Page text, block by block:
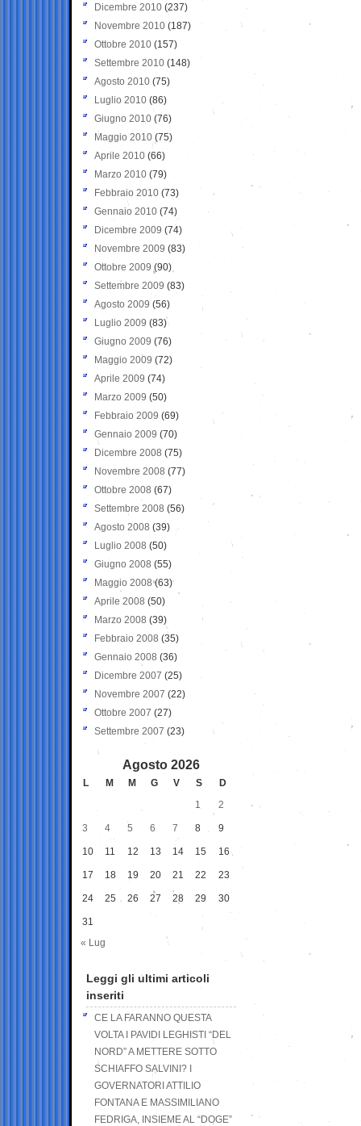
Dicembre 2010 (237)
Novembre 2010 (187)
Ottobre 2010 (157)
Settembre 2010 (148)
Agosto 2010 (75)
Luglio 2010 (86)
Giugno 2010 (76)
Maggio 2010 (75)
Aprile 2010 (66)
Marzo 2010 (79)
Febbraio 2010 (73)
Gennaio 2010 (74)
Dicembre 2009 (74)
Novembre 2009 (83)
Ottobre 2009 (90)
Settembre 2009 (83)
Agosto 2009 (56)
Luglio 2009 (83)
Giugno 2009 (76)
Maggio 2009 (72)
Aprile 2009 (74)
Marzo 2009 (50)
Febbraio 2009 (69)
Gennaio 2009 (70)
Dicembre 2008 (75)
Novembre 2008 (77)
Ottobre 2008 (67)
Settembre 2008 (56)
Agosto 2008 (39)
Luglio 2008 (50)
Giugno 2008 (55)
Maggio 2008(63)
Aprile 2008 (50)
Marzo 2008 (39)
Febbraio 2008 (35)
Gennaio 2008 (36)
Dicembre 2007 (25)
Novembre 2007 (22)
Ottobre 2007 (27)
Settembre 2007 (23)
Agosto 2026
L M M G V S
D
1
2
3 4 5 6 7 8 9
10 11 12 13 14 15 16
17 18 19 20 21 22 23
24 25 26 27 28 29 30
31
« Lug
Leggi gli ultimi articoli
inseriti
CE LA FARANNO QUESTA
VOLTA I PAVIDI LEGHISTI “DEL
NORD” A METTERE SOTTO
SCHIAFFO SALVINI? I
GOVERNATORI ATTILIO
FONTANA E MASSIMILIANO
FEDRIGA, INSIEME AL “DOGE”